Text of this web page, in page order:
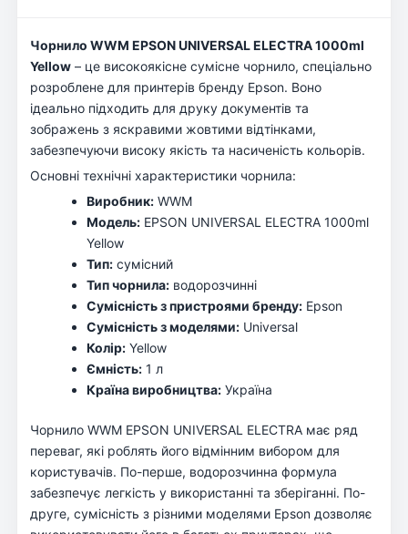
Чорнило WWM EPSON UNIVERSAL ELECTRA 1000ml
Yellow – це високоякісне сумісне чорнило, спеціально
розроблене для принтерів бренду Epson. Воно
ідеально підходить для друку документів та
зображень з яскравими жовтими відтінками,
забезпечуючи високу якість та насиченість кольорів.
Основні технічні характеристики чорнила:
Виробник: WWM
Модель: EPSON UNIVERSAL ELECTRA 1000ml
Yellow
Тип: сумісний
Тип чорнила: водорозчинні
Сумісність з пристроями бренду: Epson
Сумісність з моделями: Universal
Колір: Yellow
Ємність: 1 л
Країна виробництва: Україна
Чорнило WWM EPSON UNIVERSAL ELECTRA має ряд
переваг, які роблять його відмінним вибором для
користувачів. По-перше, водорозчинна формула
забезпечує легкість у використанні та зберіганні. По-
друге, сумісність з різними моделями Epson дозволяє